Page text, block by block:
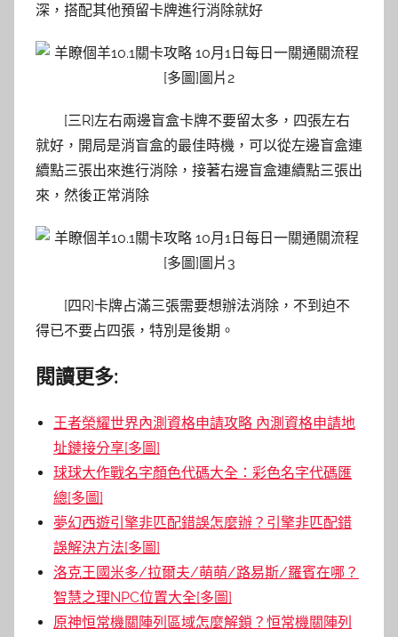
深，搭配其他預留卡牌進行消除就好
[三R]左右兩邊盲盒卡牌不要留太多，四張左右
就好，開局是消盲盒的最佳時機，可以從左邊盲盒連
續點三張出來進行消除，接著右邊盲盒連續點三張出
來，然後正常消除
[四R]卡牌占滿三張需要想辦法消除，不到迫不
得已不要占四張，特別是後期。
閱讀更多:
王者榮耀世界內測資格申請攻略 內測資格申請地
址鏈接分享[多圖]
球球大作戰名字顏色代碼大全：彩色名字代碼匯
總[多圖]
夢幻西遊引擎非匹配錯誤怎麼辦？引擎非匹配錯
誤解決方法[多圖]
洛克王國米多/拉爾夫/萌萌/路易斯/羅賓在哪？
智慧之理NPC位置大全[多圖]
原神恒常機關陣列區域怎麼解鎖？恒常機關陣列